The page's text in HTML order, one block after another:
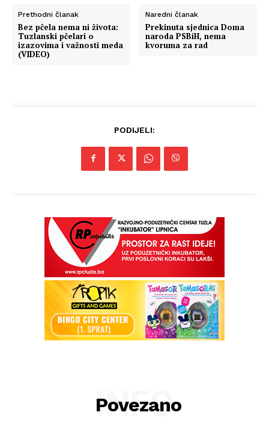
Prethodni članak
Bez pčela nema ni života:
Tuzlanski pčelari o
izazovima i važnosti meda
(VIDEO)
Naredni članak
Prekinuta sjednica Doma
naroda PSBiH, nema
kvoruma za rad
PODIJELI:
Povezano
INFO